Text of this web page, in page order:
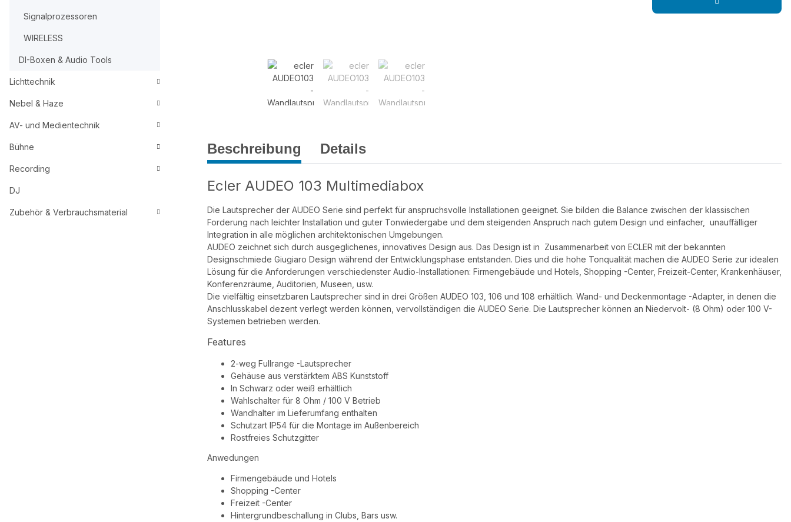
Beschreibung Details
Ecler AUDEO 103 Multimediabox
Die Lautsprecher der AUDEO Serie sind perfekt für anspruchsvolle Installationen geeignet. Sie bilden die Balance zwischen der klassischen
Forderung nach leichter Installation und guter Tonwiedergabe und dem steigenden Anspruch nach gutem Design und einfacher, unauffälliger
Integration in alle möglichen architektonischen Umgebungen.
AUDEO zeichnet sich durch ausgeglichenes, innovatives Design aus. Das Design ist in Zusammenarbeit von ECLER mit der bekannten
Designschmiede Giugiaro Design während der Entwicklungsphase entstanden. Dies und die hohe Tonqualität machen die AUDEO Serie zur idealen
Lösung für die Anforderungen verschiedenster Audio-Installationen: Firmengebäude und Hotels, Shopping -Center, Freizeit-Center, Krankenhäuser,
Konferenzräume, Auditorien, Museen, usw.
Die vielfältig einsetzbaren Lautsprecher sind in drei Größen AUDEO 103, 106 und 108 erhältlich. Wand- und Deckenmontage -Adapter, in denen die
Anschlusskabel dezent verlegt werden können, vervollständigen die AUDEO Serie. Die Lautsprecher können an Niedervolt- (8 Ohm) oder 100 V-
Systemen betrieben werden.
Features
2-weg Fullrange -Lautsprecher
Gehäuse aus verstärktem ABS Kunststoff
In Schwarz oder weiß erhältlich
Wahlschalter für 8 Ohm / 100 V Betrieb
Wandhalter im Lieferumfang enthalten
Schutzart IP54 für die Montage im Außenbereich
Rostfreies Schutzgitter
Anwedungen
Firmengebäude und Hotels
Shopping -Center
Freizeit -Center
Hintergrundbeschallung in Clubs, Bars usw.
Signalprozessoren
WIRELESS
DI-Boxen & Audio Tools
Lichttechnik
Nebel & Haze
AV- und Medientechnik
Bühne
Recording
DJ
Zubehör & Verbrauchsmaterial